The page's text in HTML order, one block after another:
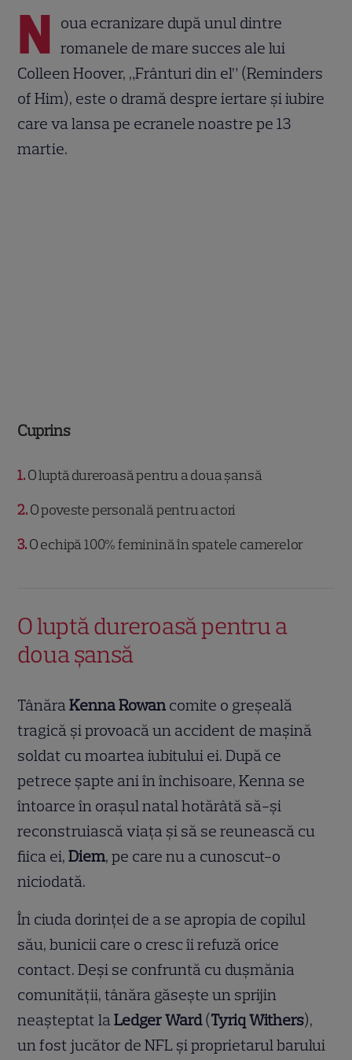
N oua ecranizare după unul dintre
romanele de mare succes ale lui
Colleen Hoover, „Frânturi din el” (Reminders
of Him), este o dramă despre iertare și iubire
care va lansa pe ecranele noastre pe 13
martie.
Cuprins
1 O luptă dureroasă pentru a doua șansă
2 O poveste personală pentru actori
3 O echipă 100% feminină în spatele camerelor
O luptă dureroasă pentru a
doua șansă
TânăraKenna Rowan comite o greșeală
tragică și provoacă un accident de mașină
soldat cu moartea iubitului ei. După ce
petrece șapte ani în închisoare, Kenna se
întoarce în orașul natal hotărâtă să-și
reconstruiască viața și să se reunească cu
fiica ei,Diem, pe care nu a cunoscut-o
niciodată.
În ciuda dorinței de a se apropia de copilul
său, bunicii care o cresc îi refuză orice
contact. Deși se confruntă cu dușmănia
comunității, tânăra găsește un sprijin
neașteptat laLedger Ward(Tyriq Withers),
un fost jucător de NFL și proprietarul barului